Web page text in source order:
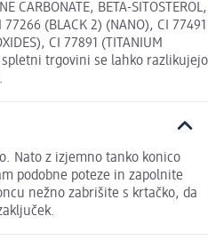
CARBONATE, BETA-SITOSTEROL,
77266 (BLACK 2) (NANO), CI 77491
CI 77891 (TITANIUM
spletni trgovini se lahko razlikujejo
Nato z izjemno tanko konico
podobne poteze in zapolnite
nežno zabrišite s krtačko, da